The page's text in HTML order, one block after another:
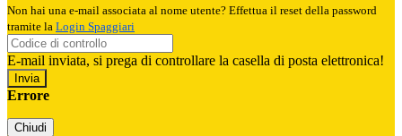
Non hai una e-mail associata al nome utente? Effettua il reset della password
tramite la Login Spaggiari
E-mail inviata, si prega di controllare la casella di posta elettronica!
Errore
Chiudi